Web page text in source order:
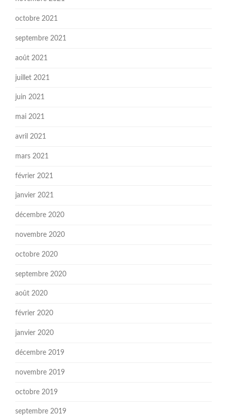
octobre 2021
septembre 2021
août 2021
juillet 2021
juin 2021
mai 2021
avril 2021
mars 2021
février 2021
janvier 2021
décembre 2020
novembre 2020
octobre 2020
septembre 2020
août 2020
février 2020
janvier 2020
décembre 2019
novembre 2019
octobre 2019
septembre 2019